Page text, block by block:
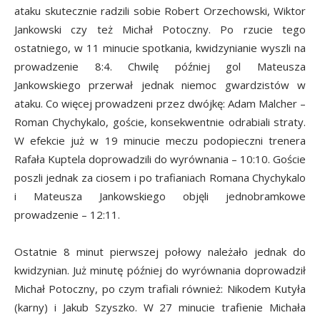
ataku skutecznie radzili sobie Robert Orzechowski, Wiktor
Jankowski czy też Michał Potoczny. Po rzucie tego
ostatniego, w 11 minucie spotkania, kwidzynianie wyszli na
prowadzenie 8:4. Chwilę później gol Mateusza
Jankowskiego przerwał jednak niemoc gwardzistów w
ataku. Co więcej prowadzeni przez dwójkę: Adam Malcher –
Roman Chychykalo, goście, konsekwentnie odrabiali straty.
W efekcie już w 19 minucie meczu podopieczni trenera
Rafała Kuptela doprowadzili do wyrównania – 10:10. Goście
poszli jednak za ciosem i po trafianiach Romana Chychykalo
i Mateusza Jankowskiego objęli jednobramkowe
prowadzenie – 12:11.
Ostatnie 8 minut pierwszej połowy należało jednak do
kwidzynian. Już minutę później do wyrównania doprowadził
Michał Potoczny, po czym trafiali również: Nikodem Kutyła
(karny) i Jakub Szyszko. W 27 minucie trafienie Michała